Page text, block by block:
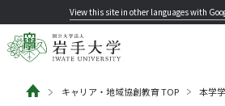
View this site in other languages with
キャリア・地域協創教育 TOP 本学